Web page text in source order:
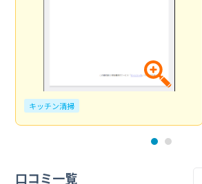
キッチン清掃
口コミ一覧